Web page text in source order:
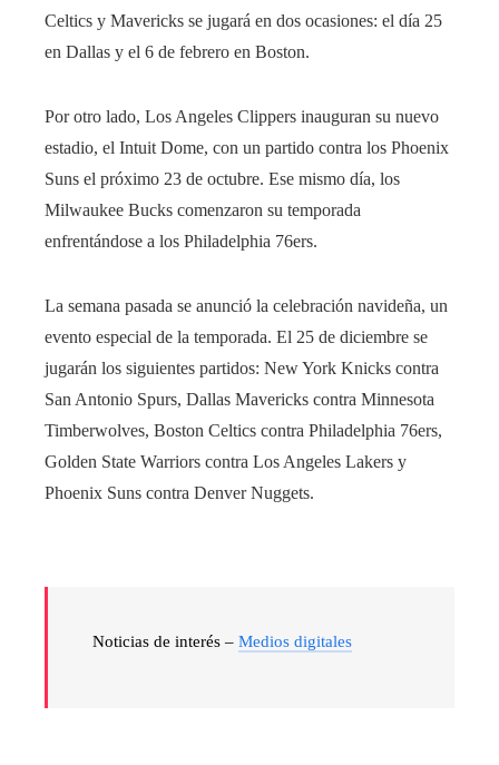
Celtics y Mavericks se jugará en dos ocasiones: el día 25
en Dallas y el 6 de febrero en Boston.
Por otro lado, Los Angeles Clippers inauguran su nuevo
estadio, el Intuit Dome, con un partido contra los Phoenix
Suns el próximo 23 de octubre. Ese mismo día, los
Milwaukee Bucks comenzaron su temporada
enfrentándose a los Philadelphia 76ers.
La semana pasada se anunció la celebración navideña, un
evento especial de la temporada. El 25 de diciembre se
jugarán los siguientes partidos: New York Knicks contra
San Antonio Spurs, Dallas Mavericks contra Minnesota
Timberwolves, Boston Celtics contra Philadelphia 76ers,
Golden State Warriors contra Los Angeles Lakers y
Phoenix Suns contra Denver Nuggets.
Noticias de interés – Medios digitales